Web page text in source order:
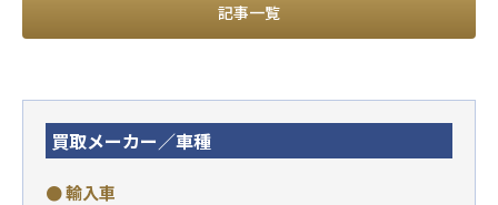
記事一覧
買取メーカー／車種
● 輸入車